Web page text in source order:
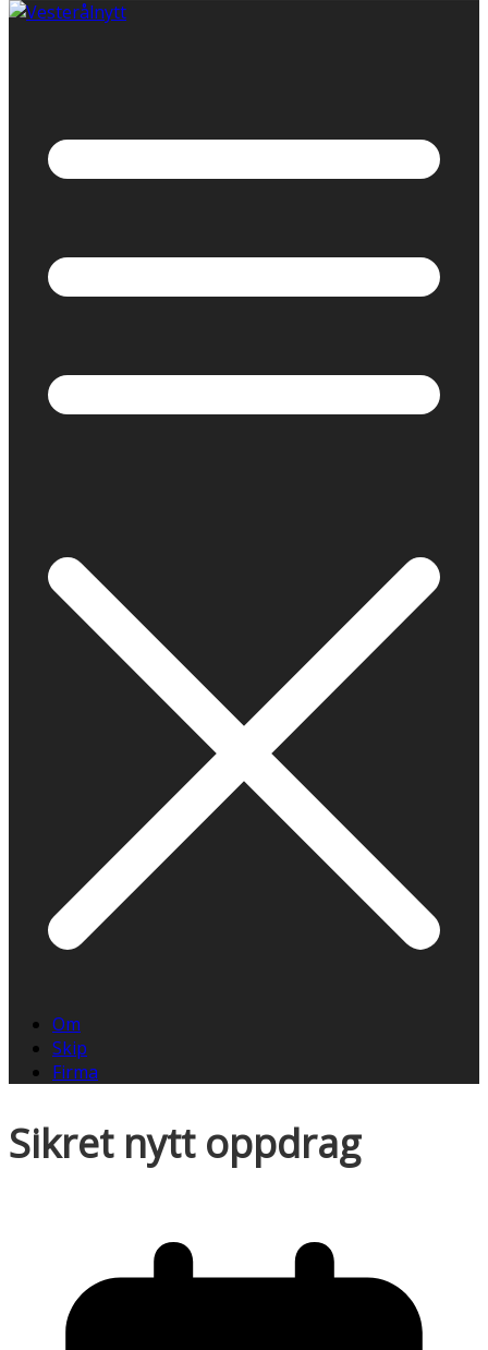
Om
Skip
Firma
Sikret nytt oppdrag